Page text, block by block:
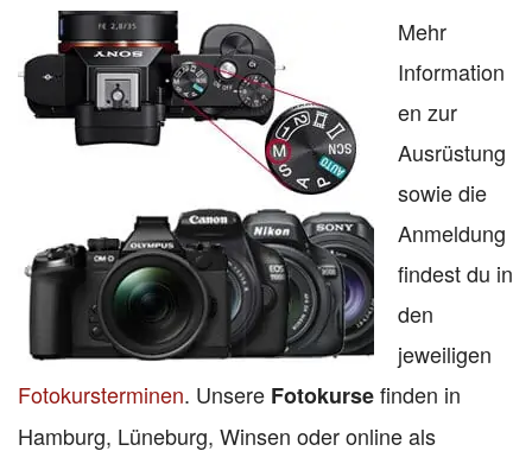
Mehr
Information
en zur
Ausrüstung
sowie die
Anmeldung
findest du in
den
jeweiligen
Fotokursterminen. Unsere Fotokursefinden in
Hamburg, Lüneburg, Winsen oder online als